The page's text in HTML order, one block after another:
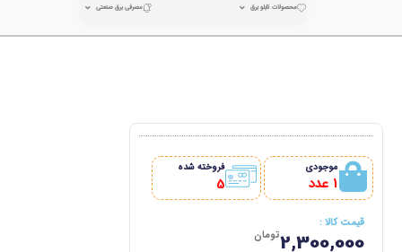
محصولات تابلو برق مصرفی برق صنعتی
موجودی
1 عدد
فروخته شده
5
قیمت کالا :
2,300,000تومان